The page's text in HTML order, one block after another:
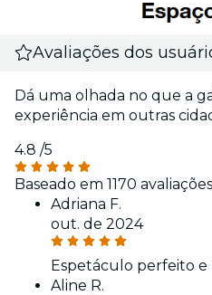
Avaliações dos
Dá uma olhada no que a
experiência em outras
4.8 /5
Baseado em 1170 avaliações
Adriana F.
out. de 2024
Espetáculo perfeito e
Aline R.